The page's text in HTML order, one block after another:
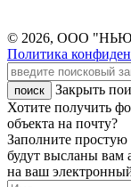
© 2026, ООО
Политика
Закрыть
Хотите получить
объекта на почту?
Заполните
будут высланы вам
на ваш